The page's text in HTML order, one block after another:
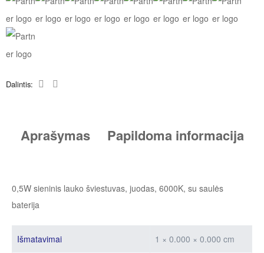
Dalintis:
Aprašymas Papildoma informacija
0,5W sieninis lauko šviestuvas, juodas, 6000K, su saulės
baterija
Išmatavimai 1 × 0.000 × 0.000 cm